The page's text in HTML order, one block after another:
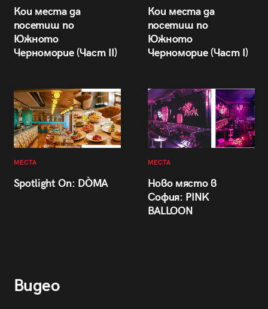
Кои места да
посетиш по
Южното
Черноморие (Част II)
Кои места да
посетиш по
Южното
Черноморие (Част I)
МЕСТА
Spotlight On: DÒMA
МЕСТА
Ново място в
София: PINK
BALLOON
Видео